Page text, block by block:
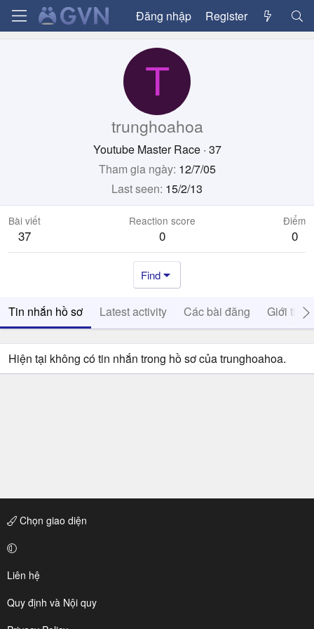
Đăng nhập Register
T
trunghoahoa
Youtube Master Race · 37
Tham gia ngày 12/7/05
Last seen 15/2/13
Bài viết
37
Reaction score
0
Điểm
0
Find
Tin nhắn hồ sơ Latest activity Các bài đăng Giới thiệu
Hiện tại không có tin nhắn trong hồ sơ của trunghoahoa.
Chọn giao diện
Liên hệ
Quy định và Nội quy